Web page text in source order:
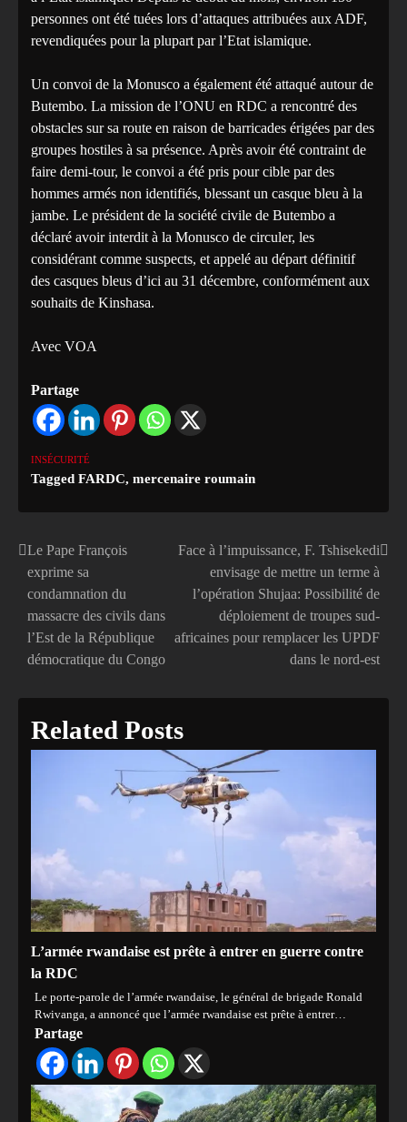
personnes ont été tuées lors d’attaques attribuées aux ADF,
revendiquées pour la plupart par l’Etat islamique.
Un convoi de la Monusco a également été attaqué autour de
Butembo. La mission de l’ONU en RDC a rencontré des
obstacles sur sa route en raison de barricades érigées par des
groupes hostiles à sa présence. Après avoir été contraint de
faire demi-tour, le convoi a été pris pour cible par des
hommes armés non identifiés, blessant un casque bleu à la
jambe. Le président de la société civile de Butembo a
déclaré avoir interdit à la Monusco de circuler, les
considérant comme suspects, et appelé au départ définitif
des casques bleus d’ici au 31 décembre, conformément aux
souhaits de Kinshasa.
Avec VOA
Partage
INSÉCURITÉ
Tagged FARDC, mercenaire roumain
Navigation
de
l’article
Le Pape François
exprime sa
condamnation du
massacre des civils dans
l’Est de la République
démocratique du Congo
Face à l’impuissance, F. Tshisekedi
envisage de mettre un terme à
l’opération Shujaa: Possibilité de
déploiement de troupes sud-
africaines pour remplacer les UPDF
dans le nord-est
Related Posts
L’armée rwandaise est prête à entrer en guerre contre
la RDC
Le porte-parole de l’armée rwandaise, le général de brigade Ronald
Rwivanga, a annoncé que l’armée rwandaise est prête à entrer…
Partage